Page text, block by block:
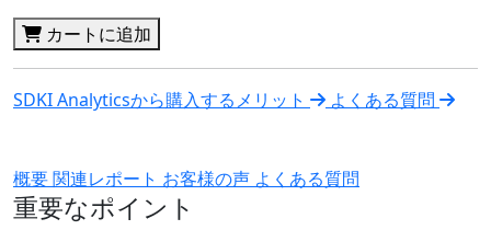
カートに追加
SDKI Analyticsから購入するメリット よくある質問
概要関連レポート お客様の声 よくある質問
重要なポイント